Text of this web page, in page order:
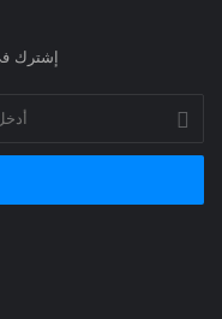
إشترك
بريدك
الإلكتروني